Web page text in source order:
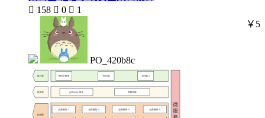
 158  0  1
PO_420b8c
￥5